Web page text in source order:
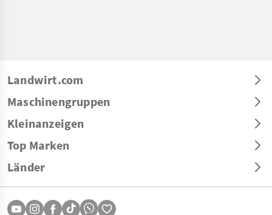
Landwirt.com
Maschinengruppen
Kleinanzeigen
Top Marken
Länder